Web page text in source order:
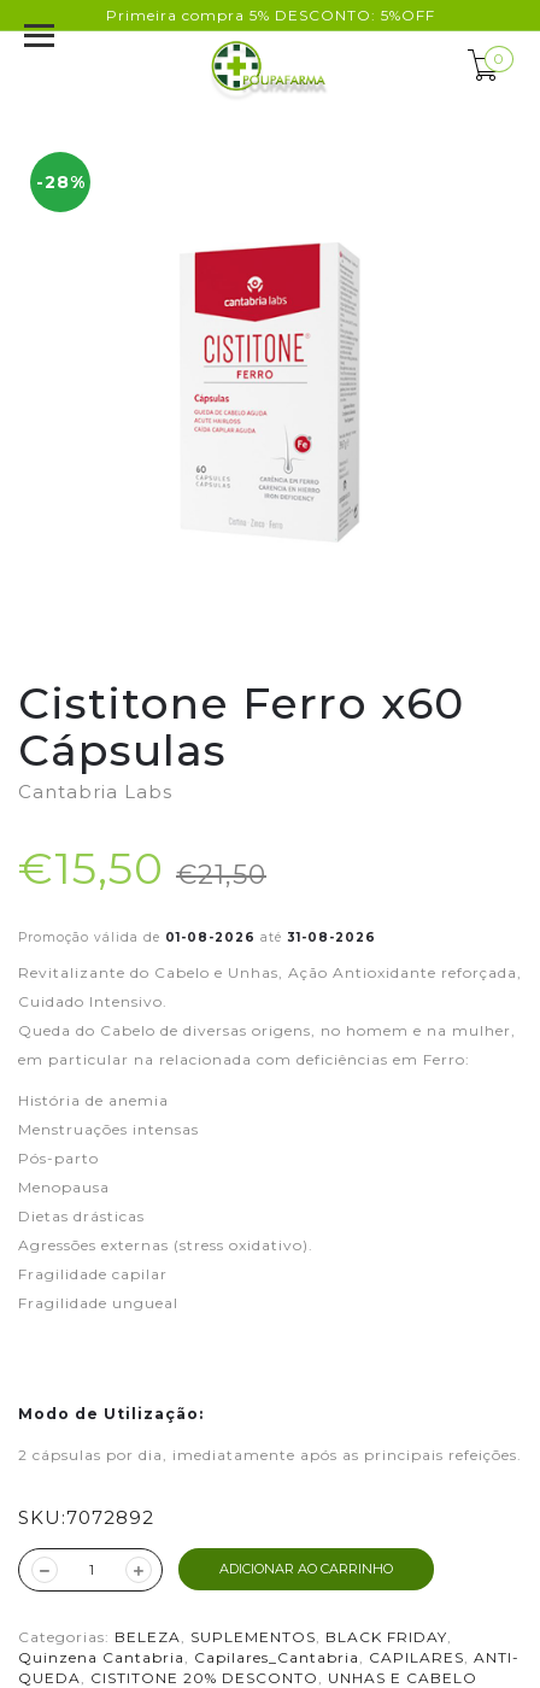
Primeira compra 5% DESCONTO: 5%OFF
0
-28%
Cistitone Ferro x60
Cápsulas
Cantabria Labs
€15,50 €21,50
Promoção válida de 01-08-2026 até 31-08-2026
Revitalizante do Cabelo e Unhas, Ação Antioxidante reforçada,
Cuidado Intensivo.
Queda do Cabelo de diversas origens, no homem e na mulher,
em particular na relacionada com deficiências em Ferro:
História de anemia
Menstruações intensas
Pós-parto
Menopausa
Dietas drásticas
Agressões externas (stress oxidativo).
Fragilidade capilar
Fragilidade ungueal
Modo de Utilização:
2 cápsulas por dia, imediatamente após as principais refeições.
SKU:7072892
ADICIONAR AO CARRINHO
Categorias: BELEZA, SUPLEMENTOS, BLACK FRIDAY,
Quinzena Cantabria , Capilares_Cantabria , CAPILARES, ANTI-
QUEDA, CISTITONE 20% DESCONTO , UNHAS E CABELO